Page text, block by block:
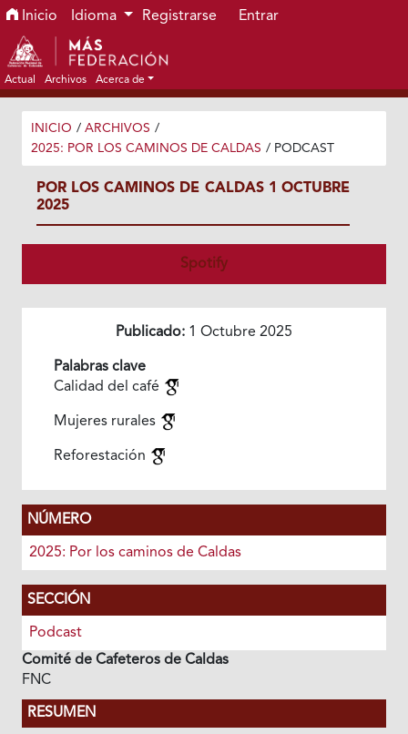
Ir al menú de navegación principal
Ir al contenido principal
Ir al pie de página del sitio
Inicio Idioma Registrarse Entrar
Actual Archivos Acerca de
INICIO / ARCHIVOS /
2025: POR LOS CAMINOS DE CALDAS / PODCAST
POR LOS CAMINOS DE CALDAS 1 OCTUBRE
2025
Spotify
Publicado: 1 Octubre 2025
Palabras clave
Calidad del café
Mujeres rurales
Reforestación
NÚMERO
2025: Por los caminos de Caldas
SECCIÓN
Podcast
Comité de Cafeteros de Caldas
FNC
RESUMEN